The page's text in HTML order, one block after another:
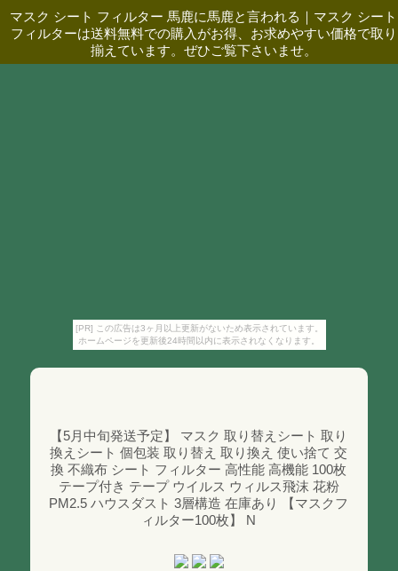
[PR] この広告は3ヶ月以上更新がないため表示されています。
ホームページを更新後24時間以内に表示されなくなります。
マスク シート フィルター 馬鹿に馬鹿と言われる ｜ マスク シート
フィルターは送料無料での購入がお得、お求めやすい価格で取り
揃えています。ぜひご覧下さいませ。
【5月中旬発送予定】 マスク 取り替えシート 取り
換えシート 個包装 取り替え 取り換え 使い捨て 交
換 不織布 シート フィルター 高性能 高機能 100枚
テープ付き テープ ウイルス ウィルス飛沫 花粉
PM2.5 ハウスダスト 3層構造 在庫あり 【マスクフ
ィルター100枚】 N